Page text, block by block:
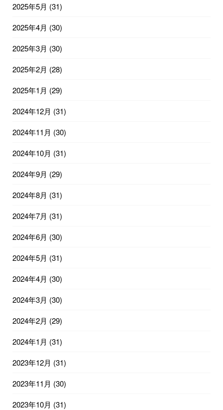
2025年5月 (31)
2025年4月 (30)
2025年3月 (30)
2025年2月 (28)
2025年1月 (29)
2024年12月 (31)
2024年11月 (30)
2024年10月 (31)
2024年9月 (29)
2024年8月 (31)
2024年7月 (31)
2024年6月 (30)
2024年5月 (31)
2024年4月 (30)
2024年3月 (30)
2024年2月 (29)
2024年1月 (31)
2023年12月 (31)
2023年11月 (30)
2023年10月 (31)